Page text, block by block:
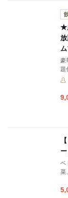
★
豪
題
討
ベ
菜
ま